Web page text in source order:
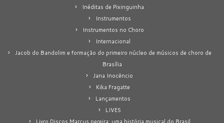
Inéditas de Pixinguinha
Instrumentos
Instrumentos no Choro
Internacional
Jacob do Bandolim e formação do primeiro núcleo de músicos de choro de
Brasília
Jana Inocêncio
Kika Fragatte
Lançamentos
LIVES
Livro Discos Marcus pereira: uma história musical do Brasil